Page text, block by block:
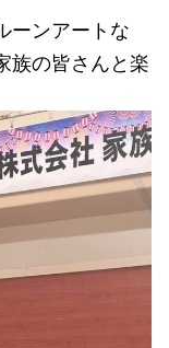
ーンアートな
族の皆さんと楽